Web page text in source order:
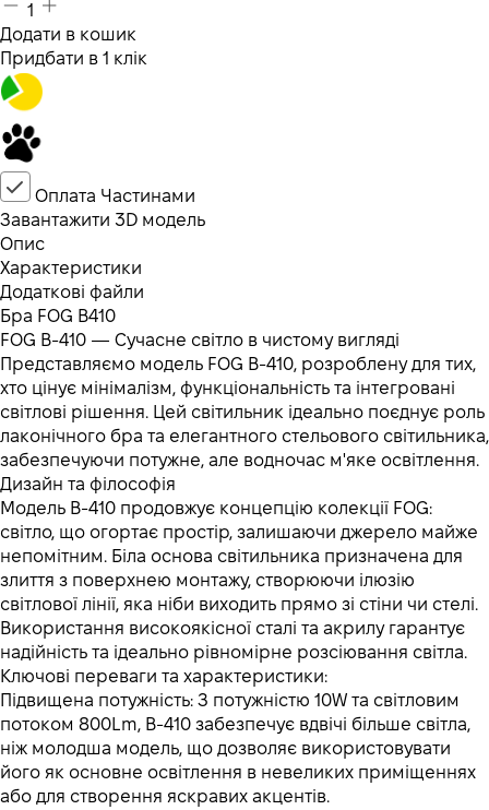
1
Додати в кошик
Придбати в 1 клік
Оплата Частинами
Завантажити 3D модель
Опис
Характеристики
Додаткові файли
Бра FOG В410
FOG В-410 — Сучасне світло в чистому вигляді
Представляємо модель FOG В-410, розроблену для тих,
хто цінує мінімалізм, функціональність та інтегровані
світлові рішення. Цей світильник ідеально поєднує роль
лаконічного бра та елегантного стельового світильника,
забезпечуючи потужне, але водночас м'яке освітлення.
Дизайн та філософія
Модель В-410 продовжує концепцію колекції FOG:
світло, що огортає простір, залишаючи джерело майже
непомітним. Біла основа світильника призначена для
злиття з поверхнею монтажу, створюючи ілюзію
світлової лінії, яка ніби виходить прямо зі стіни чи стелі.
Використання високоякісної сталі та акрилу гарантує
надійність та ідеально рівномірне розсіювання світла.
Ключові переваги та характеристики:
Підвищена потужність: З потужністю 10W та світловим
потоком 800Lm, В-410 забезпечує вдвічі більше світла,
ніж молодша модель, що дозволяє використовувати
його як основне освітлення в невеликих приміщеннях
або для створення яскравих акцентів.